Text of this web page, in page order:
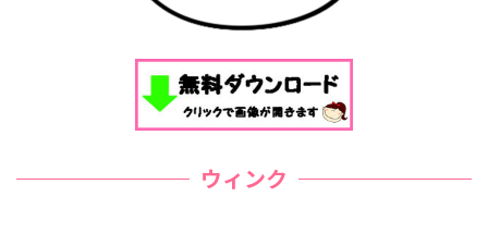
ウィンク